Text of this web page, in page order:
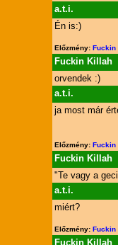
a.t.i.
Én is:)
Előzmény: Fuckin
Fuckin Killah
orvendek :)
a.t.i.
ja most már
Előzmény: Fuckin
Fuckin Killah
"Te vagy a
a.t.i.
miért?
Előzmény: Fuckin
Fuckin Killah